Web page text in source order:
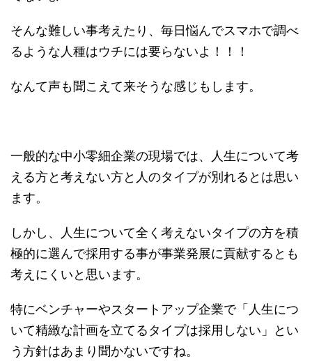
そんな難しい事考えたり、毎日悩んでスマホで調べ
るような人種はウチには要らないよ！！！
なんて声も聞こえて来そうな感じもします。
一般的な中小零細企業の現場では、人生について考
える方と考えない方と人のタイプが別れるとは思い
ます。
しかし、人生について全く考えないタイプの方を積
極的に選んで採用する事が事業発展に貢献するとも
考えにくいと思います。
特にベンチャーやスタートアップ企業で「人生につ
いて精緻な計画を立てるタイプは採用しない」とい
う方針はあまり聞かないですね。